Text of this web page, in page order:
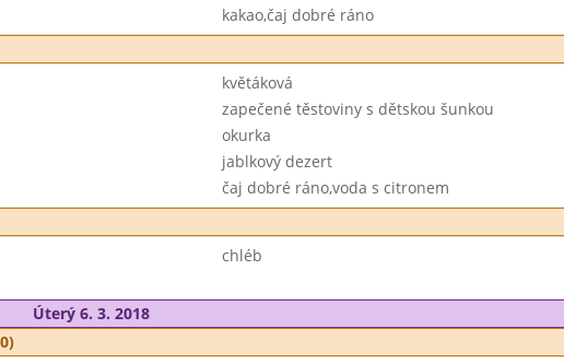
kakao,čaj dobré ráno
květáková
zapečené těstoviny s dětskou šunkou
okurka
jablkový dezert
čaj dobré ráno,voda s citronem
chléb
Úterý 6. 3. 2018